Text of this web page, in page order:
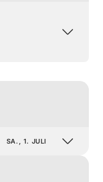
SA., 1. JULI